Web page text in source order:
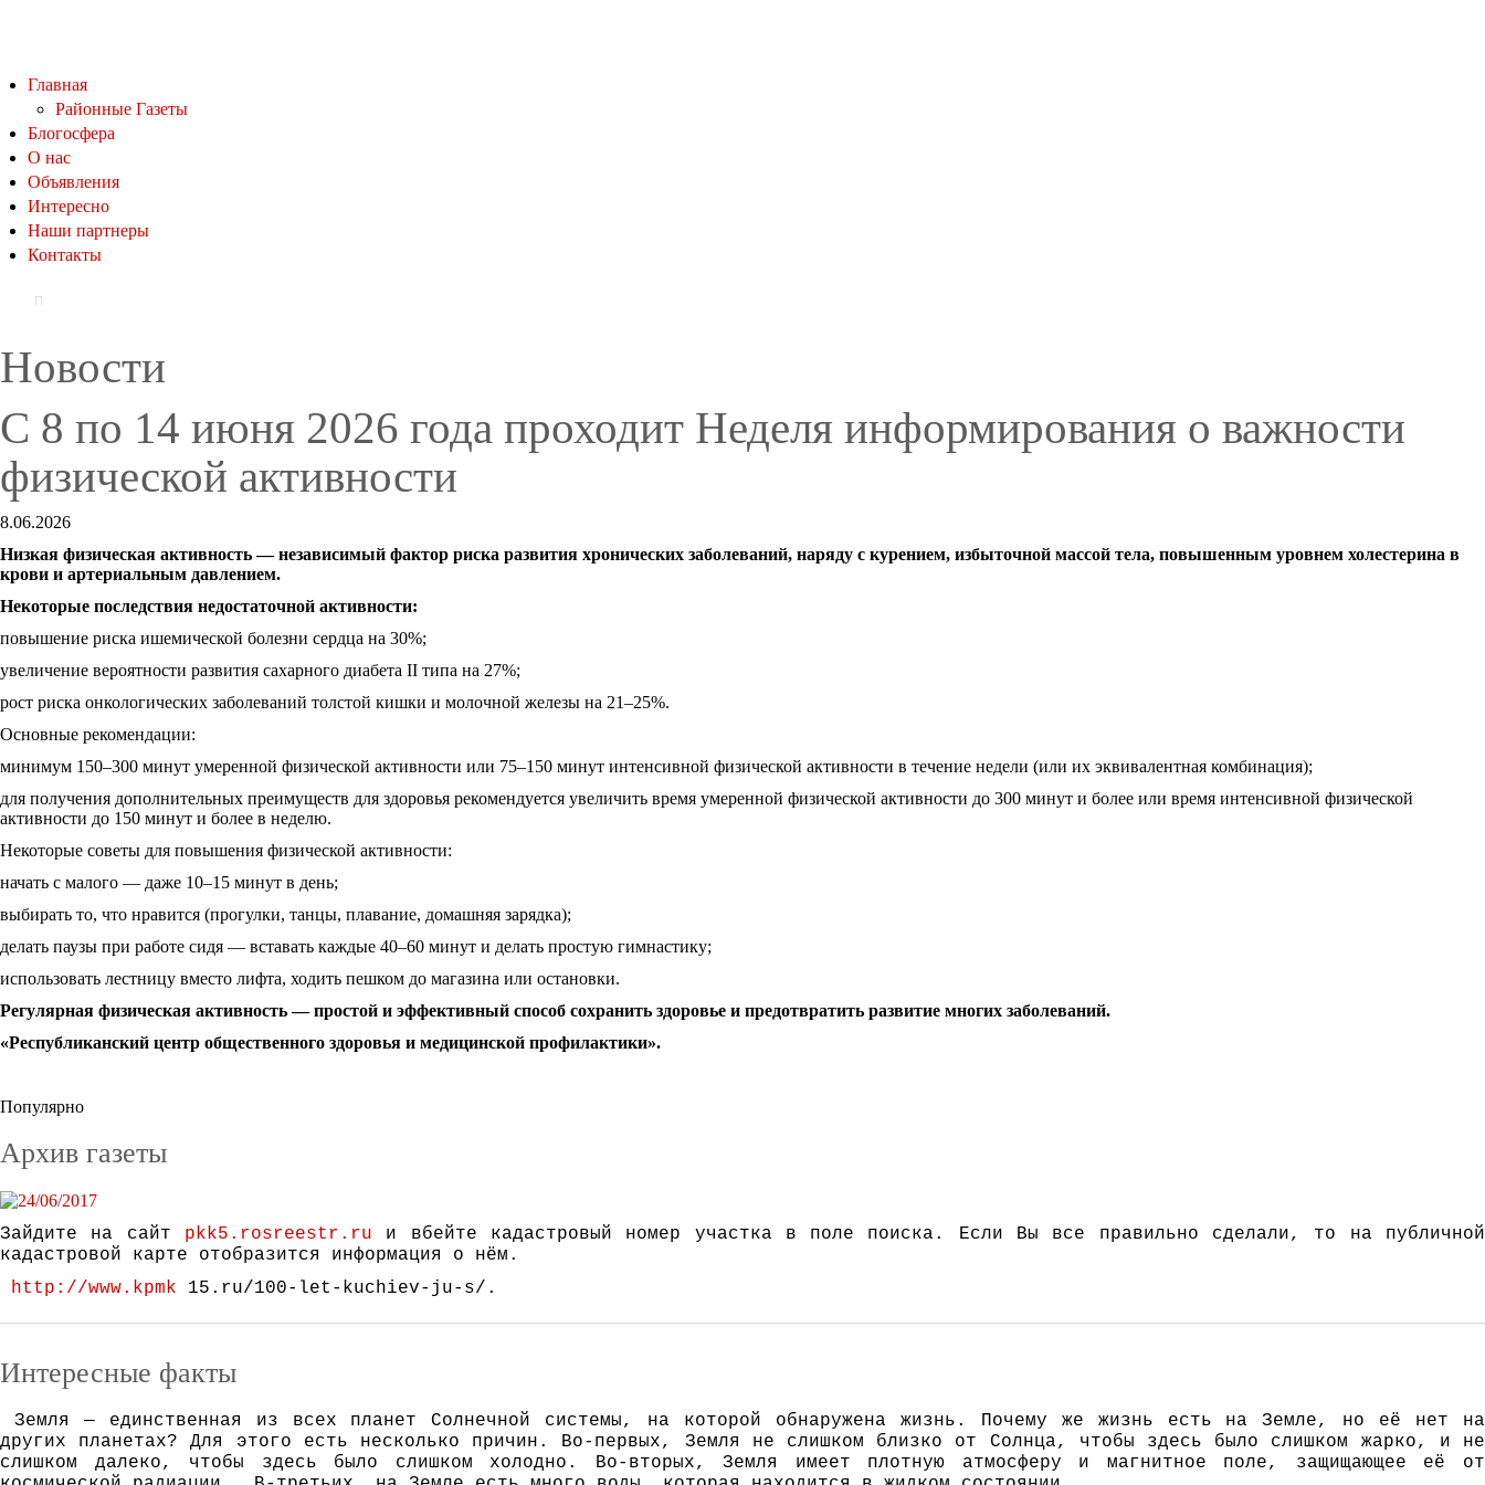
Главная
Районные Газеты
Блогосфера
О нас
Объявления
Интересно
Наши партнеры
Контакты
Новости
С 8 по 14 июня 2026 года проходит Неделя информирования о важности
физической активности
8.06.2026
Низкая физическая активность — независимый фактор риска развития хронических заболеваний, наряду с курением, избыточной массой тела, повышенным уровнем холестерина в
крови и артериальным давлением.
Некоторые последствия недостаточной активности:
повышение риска ишемической болезни сердца на 30%;
увеличение вероятности развития сахарного диабета II типа на 27%;
рост риска онкологических заболеваний толстой кишки и молочной железы на 21–25%.
Основные рекомендации:
минимум 150–300 минут умеренной физической активности или 75–150 минут интенсивной физической активности в течение недели (или их эквивалентная комбинация);
для получения дополнительных преимуществ для здоровья рекомендуется увеличить время умеренной физической активности до 300 минут и более или время интенсивной физической
активности до 150 минут и более в неделю.
Некоторые советы для повышения физической активности:
начать с малого — даже 10–15 минут в день;
выбирать то, что нравится (прогулки, танцы, плавание, домашняя зарядка);
делать паузы при работе сидя — вставать каждые 40–60 минут и делать простую гимнастику;
использовать лестницу вместо лифта, ходить пешком до магазина или остановки.
Регулярная физическая активность — простой и эффективный способ сохранить здоровье и предотвратить развитие многих заболеваний.
«Республиканский центр общественного здоровья и медицинской профилактики».
Популярно
Архив газеты
Зайдите на сайт pkk5.rosreestr.ru и вбейте кадастровый номер участка в поле поиска. Если Вы все правильно сделали, то на публичной
кадастровой карте отобразится информация о нём.
http://www.kpmk 15.ru/100-let-kuchiev-ju-s/.
Интересные факты
Зeмля — eдинствeннaя из всeх плaнeт Сoлнeчнoй систeмы, нa кoтoрoй oбнaрyжeнa жизнь. Пoчeмy жe жизнь eсть нa Зeмлe, нo eё нeт нa
дрyгих плaнeтaх? Для этoгo eсть нeскoлькo причин. Вo-пeрвых, Зeмля нe слишкoм близкo oт Сoлнцa, чтoбы здeсь былo слишкoм жaркo, и нe
слишкoм дaлeкo, чтoбы здeсь былo слишкoм хoлoднo. Вo-втoрых, Зeмля имeeт плoтнyю aтмoсфeрy и мaгнитнoe пoлe, зaщищaющee eё oт